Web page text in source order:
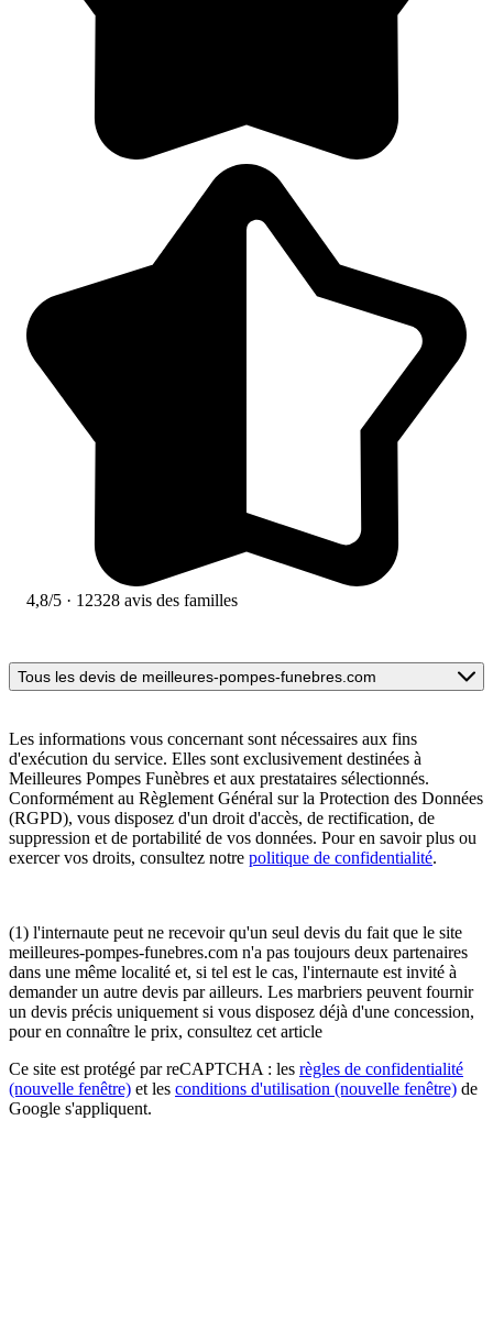
4,8/5 · 12328 avis des familles
Tous les devis de meilleures-pompes-funebres.com
Les informations vous concernant sont nécessaires aux fins
d'exécution du service. Elles sont exclusivement destinées à
Meilleures Pompes Funèbres et aux prestataires sélectionnés.
Conformément au Règlement Général sur la Protection des Données
(RGPD), vous disposez d'un droit d'accès, de rectification, de
suppression et de portabilité de vos données. Pour en savoir plus ou
exercer vos droits, consultez notre politique de confidentialité.
(1) l'internaute peut ne recevoir qu'un seul devis du fait que le site
meilleures-pompes-funebres.com n'a pas toujours deux partenaires
dans une même localité et, si tel est le cas, l'internaute est invité à
demander un autre devis par ailleurs. Les marbriers peuvent fournir
un devis précis uniquement si vous disposez déjà d'une concession,
pour en connaître le prix, consultez cet article
Ce site est protégé par reCAPTCHA : les règles de confidentialité
(nouvelle fenêtre) et les conditions d'utilisation (nouvelle fenêtre) de
Google s'appliquent.